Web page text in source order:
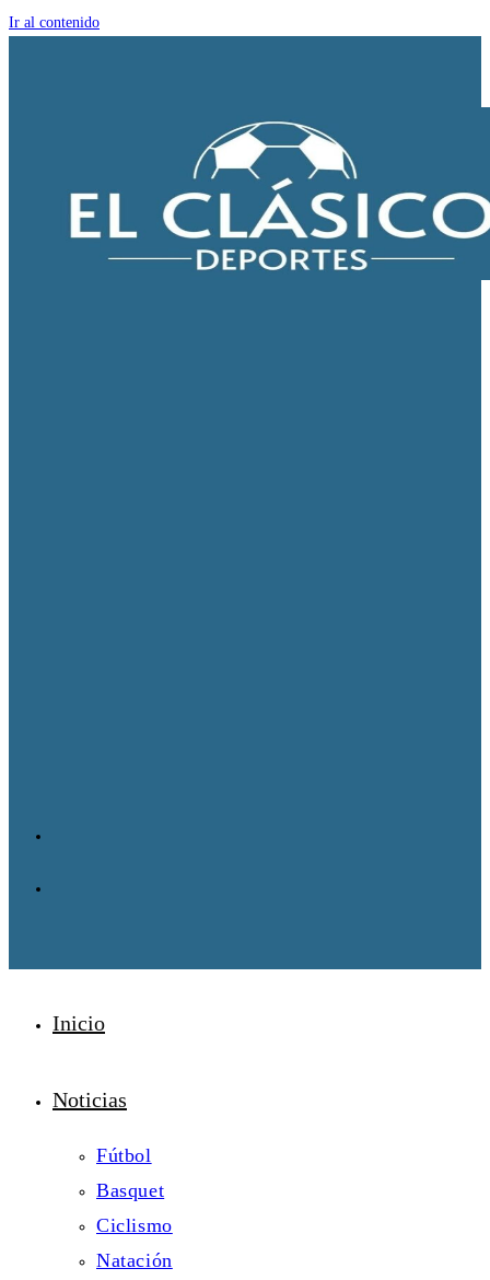
Ir al contenido
Inicio
Noticias
Fútbol
Basquet
Ciclismo
Natación